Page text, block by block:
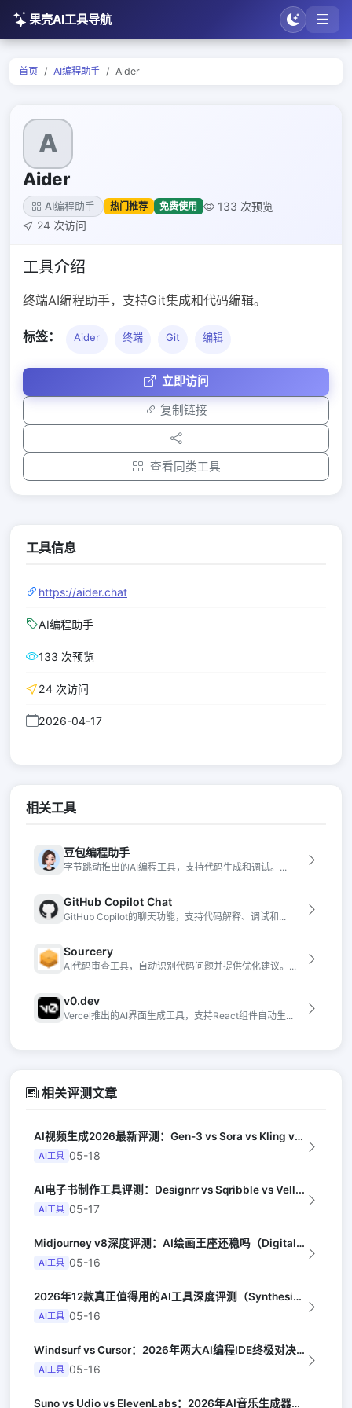
果壳AI工具导航
首页 AI编程助手 Aider
A
Aider
AI编程助手 热门推荐 免费使用
133 次预览
24 次访问
工具介绍
终端AI编程助手，支持Git集成和代码编辑。
标签： Aider 终端 Git 编辑
立即访问
复制链接
查看同类工具
工具信息
https://aider.chat
AI编程助手
133 次预览
24 次访问
2026-04-17
相关工具
豆包编程助手
字节跳动推出的AI编程工具，支持代码生成和调试。...
GitHub Copilot Chat
GitHub Copilot的聊天功能，支持代码解释、调试和...
Sourcery
AI代码审查工具，自动识别代码问题并提供优化建议。...
v0.dev
Vercel推出的AI界面生成工具，支持React组件自动生...
相关评测文章
AI视频生成2026最新评测：Gen-3 vs Sora vs Kling vs...
AI工具 05-18
AI电子书制作工具评测：Designrr vs Sqribble vs Vell...
AI工具 05-17
Midjourney v8深度评测：AI绘画王座还稳吗（Digital Arts...
AI工具 05-16
2026年12款真正值得用的AI工具深度评测（Synthesia评选）
AI工具 05-16
Windsurf vs Cursor：2026年两大AI编程IDE终极对决实测（...
AI工具 05-16
Suno vs Udio vs ElevenLabs：2026年AI音乐生成器三...